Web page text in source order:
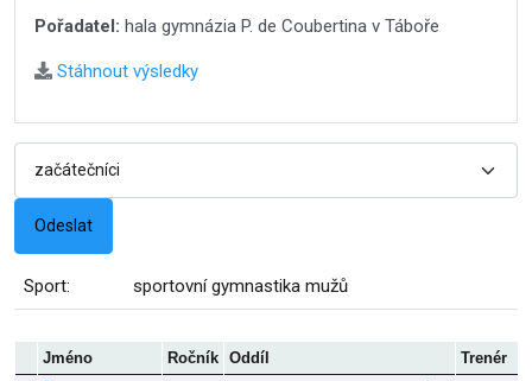
Pořadatel: hala gymnázia P. de Coubertina v Táboře
Stáhnout výsledky
Sport: sportovní gymnastika mužů
Jméno Ročník Oddíl
Trenér